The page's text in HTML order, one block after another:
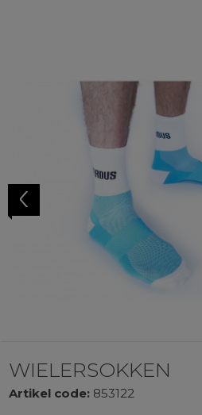
Previous
WIELERSOKKEN
Artikel code: 853122